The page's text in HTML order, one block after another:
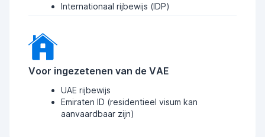
Internationaal rijbewijs (IDP)
Voor ingezetenen van de VAE
UAE rijbewijs
Emiraten ID (residentieel visum kan
aanvaardbaar zijn)